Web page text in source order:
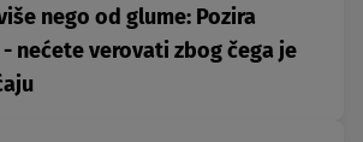
nego od glume: Pozira
nećete verovati zbog čega je